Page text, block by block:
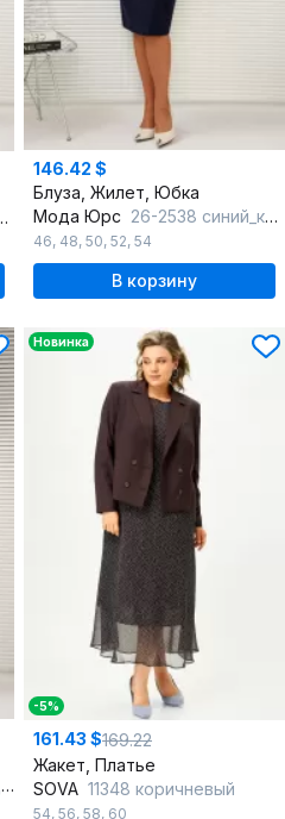
146.42 $
Блуза, Жилет, Юбка
Мода Юрс 26-2538 синий_крупный
46, 48, 50, 52, 54
В корзину
Новинка
-5%
161.43 $169.22
Жакет, Платье
SOVA 11348 коричневый
54, 56, 58, 60